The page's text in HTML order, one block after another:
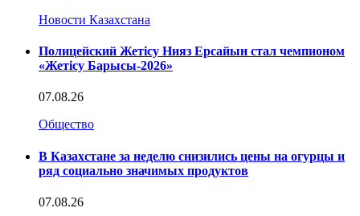
Новости Казахстана
Полицейский Жетісу Нияз Ерсайын стал чемпионом
«Жетісу Барысы-2026»
07.08.26
Общество
В Казахстане за неделю снизились цены на огурцы и
ряд социально значимых продуктов
07.08.26